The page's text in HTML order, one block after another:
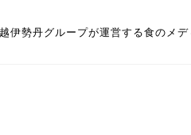
伊勢丹グループが運営する食のメデ